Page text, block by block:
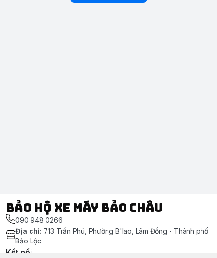
Bảo Hộ Xe Máy Bảo Châu
090 948 0266
Địa chỉ: 713 Trần Phú, Phường B'lao, Lâm Đồng - Thành phố
Bảo Lộc
Kết nối